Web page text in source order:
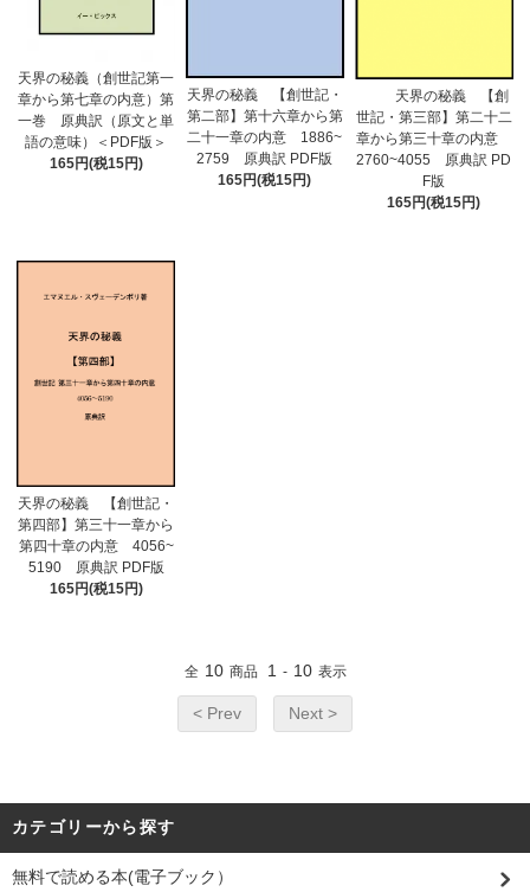
天界の秘義（創世記第一
章から第七章の内意）第
一巻 原典訳（原文と単
語の意味）＜PDF版＞
165円(税15円)
天界の秘義 【創世記・
第二部】第十六章から第
二十一章の内意 1886~
2759 原典訳 PDF版
165円(税15円)
天界の秘義 【創
世記・第三部】第二十二
章から第三十章の内意
2760~4055 原典訳 PD
F版
165円(税15円)
天界の秘義 【創世記・
第四部】第三十一章から
第四十章の内意 4056~
5190 原典訳 PDF版
165円(税15円)
全 10 商品 1 - 10 表示
< Prev Next >
カテゴリーから探す
無料で読める本(電子ブック）